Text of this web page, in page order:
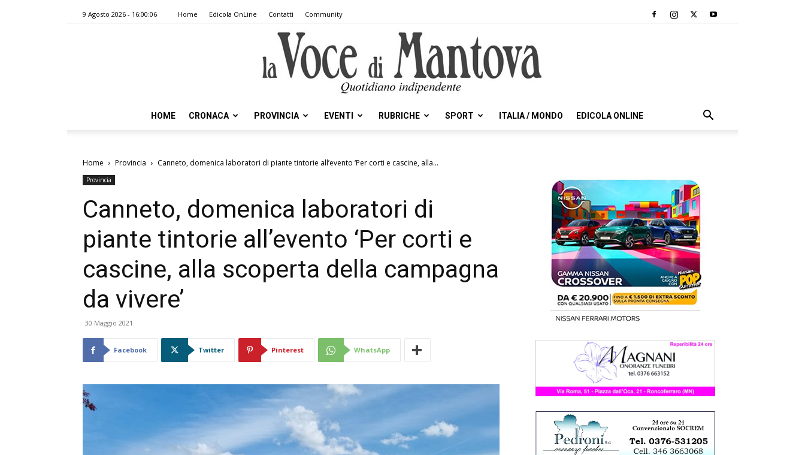
9 Agosto 2026 - 16:00:06 Home Edicola OnLine Contatti Community
Voce
HOME CRONACA PROVINCIA EVENTI RUBRICHE SPORT ITALIA / MONDO EDICOLA ONLINE
Home Provincia Canneto, domenica laboratori di piante tintorie all’evento ‘Per corti e cascine, alla...
Provincia
Canneto, domenica laboratori di
piante tintorie all’evento ‘Per corti e
cascine, alla scoperta della campagna
da vivere’
30 Maggio 2021
Facebook Twitter Pinterest WhatsApp